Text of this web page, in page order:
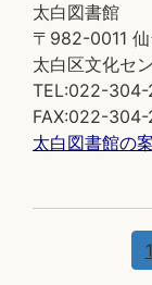
太白図書館
〒982-0011
太白区文化セ
TEL:022-304-
FAX:022-
太白図書館の
1